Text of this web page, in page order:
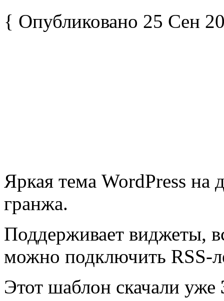
{ Опубликовано 25 Сен
Яркая тема WordPress на
гранжа.
Поддерживает виджеты,
можно подключить RSS-
Этот шаблон скачали уже